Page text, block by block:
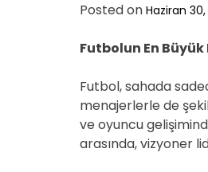
Posted on Haziran
Futbolun En
Futbol, sahada
menajerlerle de
ve oyuncu
arasında, vizyoner